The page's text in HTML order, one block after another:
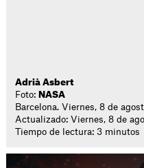
Adrià Asbert
Foto: NASA
Barcelona. Viernes, 8 de
Actualizado: Viernes, 8 de
Tiempo de lectura: 3 minutos